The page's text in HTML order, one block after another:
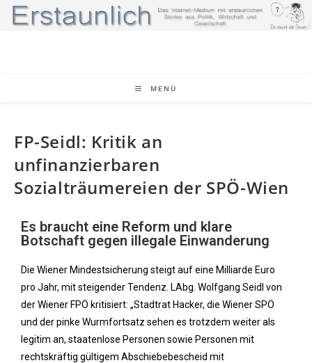
MENÜ
FP-Seidl: Kritik an
unfinanzierbaren
Sozialträumereien der SPÖ-Wien
Es braucht eine Reform und klare
Botschaft gegen illegale Einwanderung
Die Wiener Mindestsicherung steigt auf eine Milliarde Euro
pro Jahr, mit steigender Tendenz. LAbg. Wolfgang Seidl von
der Wiener FPÖ kritisiert: „Stadtrat Hacker, die Wiener SPÖ
und der pinke Wurmfortsatz sehen es trotzdem weiter als
legitim an, staatenlose Personen sowie Personen mit
rechtskräftig gültigem Abschiebebescheid mit